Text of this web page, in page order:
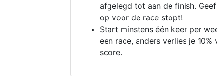
afgelegd tot aan de finish.
op voor de race stopt!
Start minstens één keer per
een race, anders verlies je 10%
score.